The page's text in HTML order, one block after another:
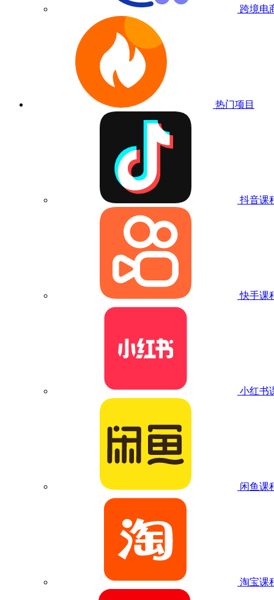
跨境电
热门项目
抖音课
快手课
小红书
闲鱼课
淘宝课